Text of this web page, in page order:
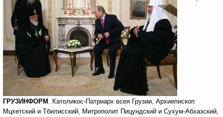
ГРУЗИНФОРМ . Католикос-Патриарх всея Грузии, Архиепископ
Мцхетский и Тбилисский, Митрополит Пицундский и Сухум-Абхазский,